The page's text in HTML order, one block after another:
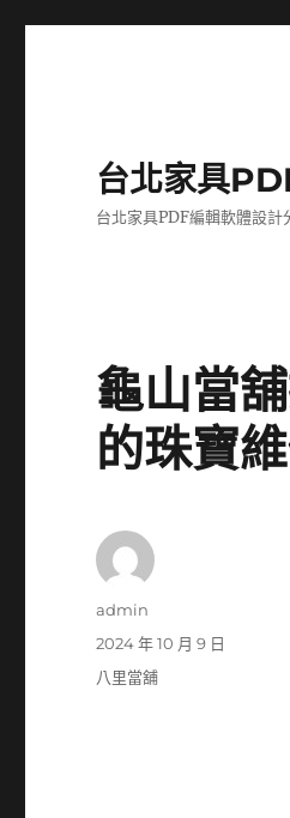
台北家具
台北家具PDF編輯軟體設
龜山當
的珠寶
作
admin
發
佈
2024 年 10 月 9 日
分
八里當舖